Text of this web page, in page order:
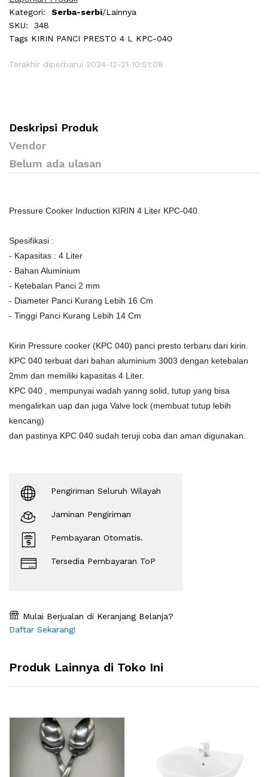
Kategori:
Serba-serbi/Lainnya
SKU:
348
Tags KIRIN PANCI PRESTO 4 L KPC-040
Terakhir diperbarui 2024-12-21 10:51:08
Deskripsi Produk
Vendor
Belum ada ulasan
Pressure Cooker Induction KIRIN 4 Liter KPC-040
Spesifikasi :
- Kapasitas : 4 Liter
- Bahan Aluminium
- Ketebalan Panci 2 mm
- Diameter Panci Kurang Lebih 16 Cm
- Tinggi Panci Kurang Lebih 14 Cm
Kirin Pressure cooker (KPC 040) panci presto terbaru dari kirin.
KPC 040 terbuat dari bahan aluminium 3003 dengan ketebalan
2mm dan memiliki kapasitas 4 Liter.
KPC 040 , mempunyai wadah yanng solid, tutup yang bisa
mengalirkan uap dan juga Valve lock (membuat tutup lebih
kencang)
dan pastinya KPC 040 sudah teruji coba dan aman digunakan.
Pengiriman Seluruh Wilayah
Jaminan Pengiriman
Pembayaran Otomatis.
Tersedia Pembayaran ToP
Mulai Berjualan di Keranjang Belanja?
Daftar Sekarang!
Produk Lainnya di Toko Ini